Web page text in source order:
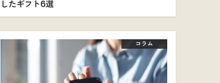
したギフト6選
コラム